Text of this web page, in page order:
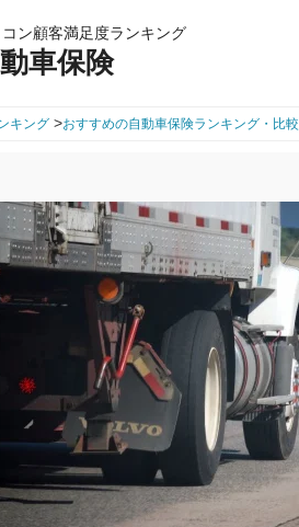
ン顧客満足度ランキング
車保険
キング >おすすめの自動車保険ランキング・比較